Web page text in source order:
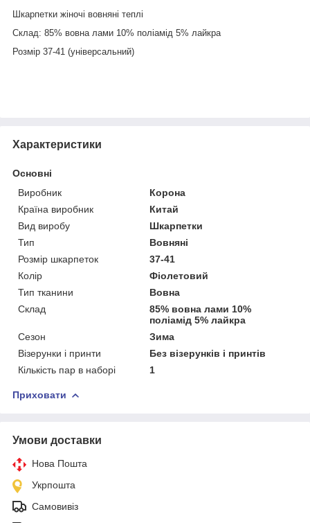
Шкарпетки жіночі вовняні теплі
Склад: 85% вовна лами 10% поліамід 5% лайкра
Розмір 37-41 (універсальний)
Характеристики
Основні
Виробник
Корона
Країна виробник
Китай
Вид виробу
Шкарпетки
Тип
Вовняні
Розмір шкарпеток
37-41
Колір
Фіолетовий
Тип тканини
Вовна
Склад
85% вовна лами 10%
поліамід 5% лайкра
Сезон
Зима
Візерунки і принти
Без візерунків і принтів
Кількість пар в наборі
1
Приховати
Умови доставки
Нова Пошта
Укрпошта
Самовивіз